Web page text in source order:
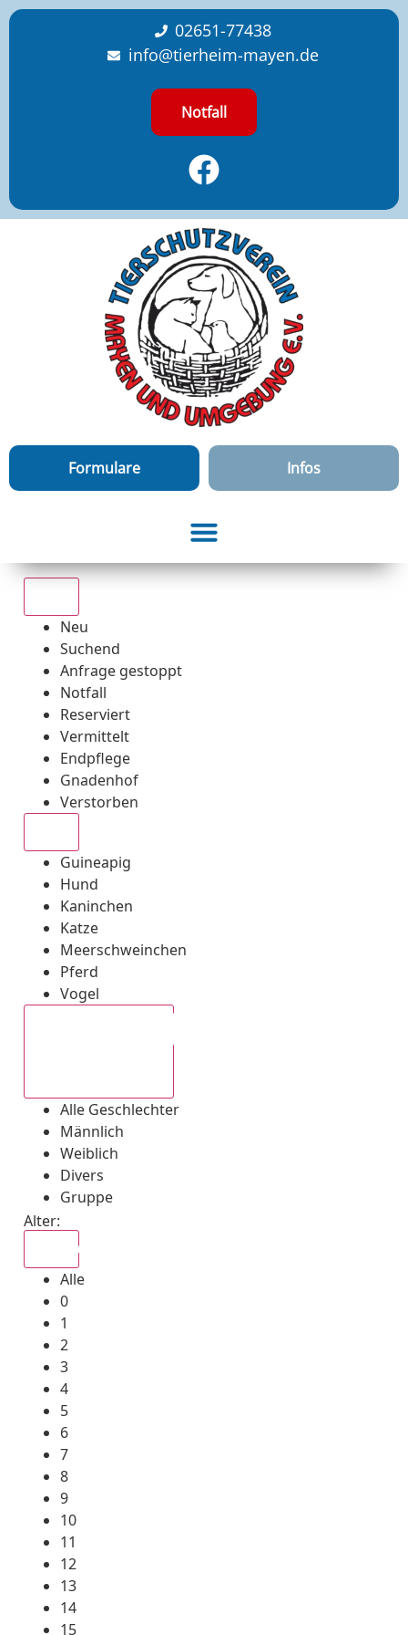
content
02651-77438
info@tierheim-mayen.de
Notfall
Formulare Infos
Neu
Suchend
Anfrage gestoppt
Notfall
Reserviert
Vermittelt
Endpflege
Gnadenhof
Verstorben
Guineapig
Hund
Kaninchen
Katze
Meerschweinchen
Pferd
Vogel
Alle Geschlechter
Männlich
Weiblich
Divers
Gruppe
Alter:
Alle
0
1
2
3
4
5
6
7
8
9
10
11
12
13
14
15